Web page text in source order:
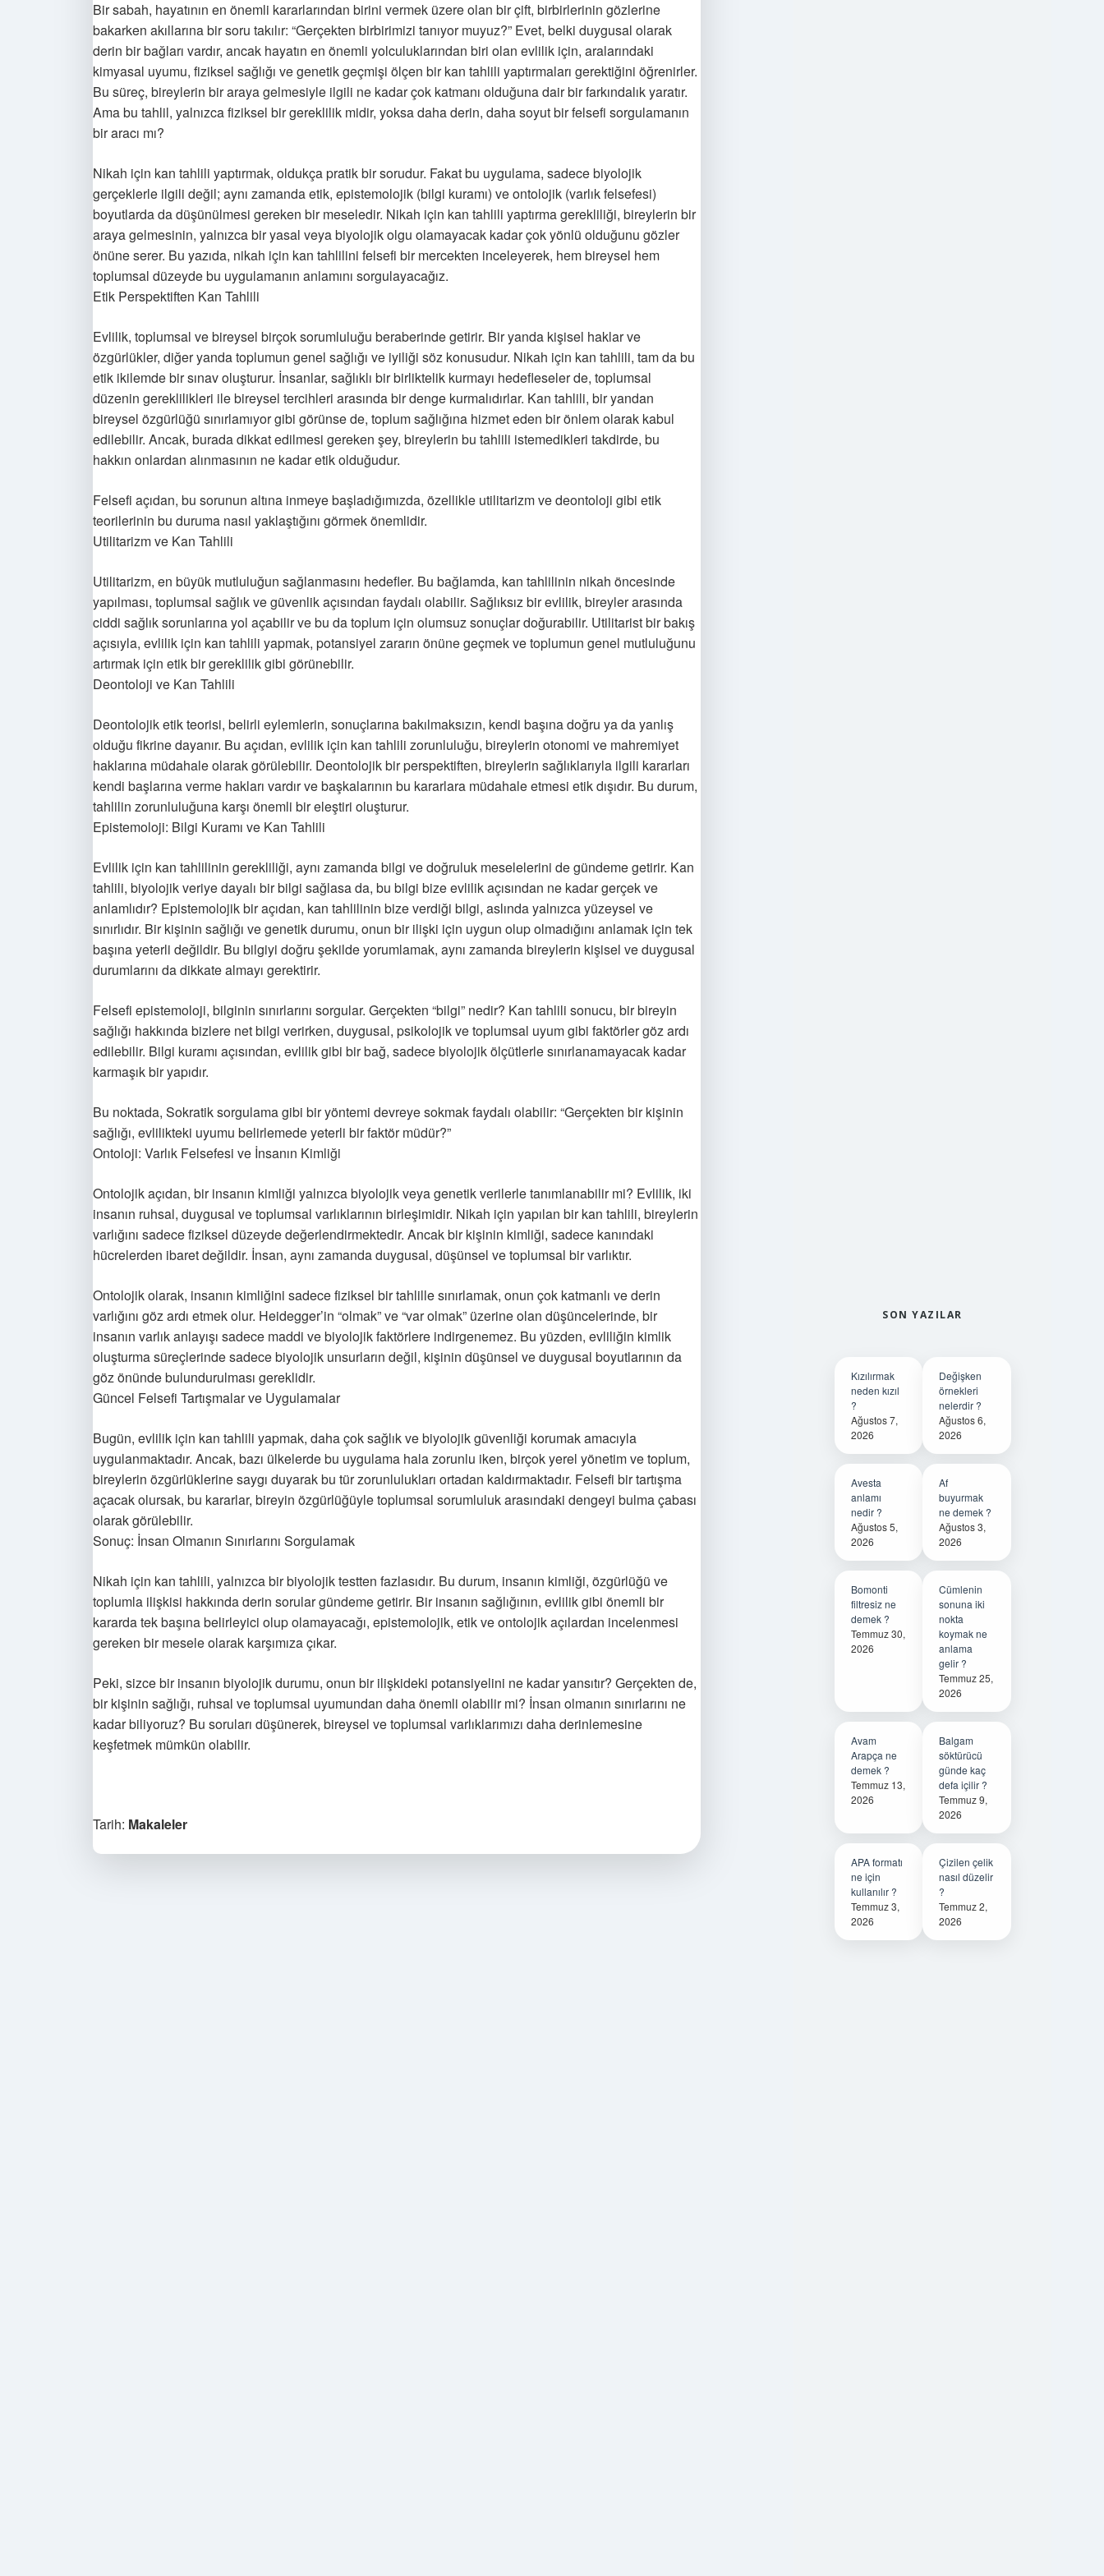
Bir sabah, hayatının en önemli kararlarından birini vermek üzere olan bir çift, birbirlerinin gözlerine
bakarken akıllarına bir soru takılır: “Gerçekten birbirimizi tanıyor muyuz?” Evet, belki duygusal olarak
derin bir bağları vardır, ancak hayatın en önemli yolculuklarından biri olan evlilik için, aralarındaki
kimyasal uyumu, fiziksel sağlığı ve genetik geçmişi ölçen bir kan tahlili yaptırmaları gerektiğini öğrenirler.
Bu süreç, bireylerin bir araya gelmesiyle ilgili ne kadar çok katmanı olduğuna dair bir farkındalık yaratır.
Ama bu tahlil, yalnızca fiziksel bir gereklilik midir, yoksa daha derin, daha soyut bir felsefi sorgulamanın
bir aracı mı?
Nikah için kan tahlili yaptırmak, oldukça pratik bir sorudur. Fakat bu uygulama, sadece biyolojik
gerçeklerle ilgili değil; aynı zamanda etik, epistemolojik (bilgi kuramı) ve ontolojik (varlık felsefesi)
boyutlarda da düşünülmesi gereken bir meseledir. Nikah için kan tahlili yaptırma gerekliliği, bireylerin bir
araya gelmesinin, yalnızca bir yasal veya biyolojik olgu olamayacak kadar çok yönlü olduğunu gözler
önüne serer. Bu yazıda, nikah için kan tahlilini felsefi bir mercekten inceleyerek, hem bireysel hem
toplumsal düzeyde bu uygulamanın anlamını sorgulayacağız.
Etik Perspektiften Kan Tahlili
Evlilik, toplumsal ve bireysel birçok sorumluluğu beraberinde getirir. Bir yanda kişisel haklar ve
özgürlükler, diğer yanda toplumun genel sağlığı ve iyiliği söz konusudur. Nikah için kan tahlili, tam da bu
etik ikilemde bir sınav oluşturur. İnsanlar, sağlıklı bir birliktelik kurmayı hedefleseler de, toplumsal
düzenin gereklilikleri ile bireysel tercihleri arasında bir denge kurmalıdırlar. Kan tahlili, bir yandan
bireysel özgürlüğü sınırlamıyor gibi görünse de, toplum sağlığına hizmet eden bir önlem olarak kabul
edilebilir. Ancak, burada dikkat edilmesi gereken şey, bireylerin bu tahlili istemedikleri takdirde, bu
hakkın onlardan alınmasının ne kadar etik olduğudur.
Felsefi açıdan, bu sorunun altına inmeye başladığımızda, özellikle utilitarizm ve deontoloji gibi etik
teorilerinin bu duruma nasıl yaklaştığını görmek önemlidir.
Utilitarizm ve Kan Tahlili
Utilitarizm, en büyük mutluluğun sağlanmasını hedefler. Bu bağlamda, kan tahlilinin nikah öncesinde
yapılması, toplumsal sağlık ve güvenlik açısından faydalı olabilir. Sağlıksız bir evlilik, bireyler arasında
ciddi sağlık sorunlarına yol açabilir ve bu da toplum için olumsuz sonuçlar doğurabilir. Utilitarist bir bakış
açısıyla, evlilik için kan tahlili yapmak, potansiyel zararın önüne geçmek ve toplumun genel mutluluğunu
artırmak için etik bir gereklilik gibi görünebilir.
Deontoloji ve Kan Tahlili
Deontolojik etik teorisi, belirli eylemlerin, sonuçlarına bakılmaksızın, kendi başına doğru ya da yanlış
olduğu fikrine dayanır. Bu açıdan, evlilik için kan tahlili zorunluluğu, bireylerin otonomi ve mahremiyet
haklarına müdahale olarak görülebilir. Deontolojik bir perspektiften, bireylerin sağlıklarıyla ilgili kararları
kendi başlarına verme hakları vardır ve başkalarının bu kararlara müdahale etmesi etik dışıdır. Bu durum,
tahlilin zorunluluğuna karşı önemli bir eleştiri oluşturur.
Epistemoloji: Bilgi Kuramı ve Kan Tahlili
Evlilik için kan tahlilinin gerekliliği, aynı zamanda bilgi ve doğruluk meselelerini de gündeme getirir. Kan
tahlili, biyolojik veriye dayalı bir bilgi sağlasa da, bu bilgi bize evlilik açısından ne kadar gerçek ve
anlamlıdır? Epistemolojik bir açıdan, kan tahlilinin bize verdiği bilgi, aslında yalnızca yüzeysel ve
sınırlıdır. Bir kişinin sağlığı ve genetik durumu, onun bir ilişki için uygun olup olmadığını anlamak için tek
başına yeterli değildir. Bu bilgiyi doğru şekilde yorumlamak, aynı zamanda bireylerin kişisel ve duygusal
durumlarını da dikkate almayı gerektirir.
Felsefi epistemoloji, bilginin sınırlarını sorgular. Gerçekten “bilgi” nedir? Kan tahlili sonucu, bir bireyin
sağlığı hakkında bizlere net bilgi verirken, duygusal, psikolojik ve toplumsal uyum gibi faktörler göz ardı
edilebilir. Bilgi kuramı açısından, evlilik gibi bir bağ, sadece biyolojik ölçütlerle sınırlanamayacak kadar
karmaşık bir yapıdır.
Bu noktada, Sokratik sorgulama gibi bir yöntemi devreye sokmak faydalı olabilir: “Gerçekten bir kişinin
sağlığı, evlilikteki uyumu belirlemede yeterli bir faktör müdür?”
Ontoloji: Varlık Felsefesi ve İnsanın Kimliği
Ontolojik açıdan, bir insanın kimliği yalnızca biyolojik veya genetik verilerle tanımlanabilir mi? Evlilik, iki
insanın ruhsal, duygusal ve toplumsal varlıklarının birleşimidir. Nikah için yapılan bir kan tahlili, bireylerin
varlığını sadece fiziksel düzeyde değerlendirmektedir. Ancak bir kişinin kimliği, sadece kanındaki
hücrelerden ibaret değildir. İnsan, aynı zamanda duygusal, düşünsel ve toplumsal bir varlıktır.
Ontolojik olarak, insanın kimliğini sadece fiziksel bir tahlille sınırlamak, onun çok katmanlı ve derin
varlığını göz ardı etmek olur. Heidegger’in “olmak” ve “var olmak” üzerine olan düşüncelerinde, bir
insanın varlık anlayışı sadece maddi ve biyolojik faktörlere indirgenemez. Bu yüzden, evliliğin kimlik
oluşturma süreçlerinde sadece biyolojik unsurların değil, kişinin düşünsel ve duygusal boyutlarının da
göz önünde bulundurulması gereklidir.
Güncel Felsefi Tartışmalar ve Uygulamalar
Bugün, evlilik için kan tahlili yapmak, daha çok sağlık ve biyolojik güvenliği korumak amacıyla
uygulanmaktadır. Ancak, bazı ülkelerde bu uygulama hala zorunlu iken, birçok yerel yönetim ve toplum,
bireylerin özgürlüklerine saygı duyarak bu tür zorunlulukları ortadan kaldırmaktadır. Felsefi bir tartışma
açacak olursak, bu kararlar, bireyin özgürlüğüyle toplumsal sorumluluk arasındaki dengeyi bulma çabası
olarak görülebilir.
Sonuç: İnsan Olmanın Sınırlarını Sorgulamak
Nikah için kan tahlili, yalnızca bir biyolojik testten fazlasıdır. Bu durum, insanın kimliği, özgürlüğü ve
toplumla ilişkisi hakkında derin sorular gündeme getirir. Bir insanın sağlığının, evlilik gibi önemli bir
kararda tek başına belirleyici olup olamayacağı, epistemolojik, etik ve ontolojik açılardan incelenmesi
gereken bir mesele olarak karşımıza çıkar.
Peki, sizce bir insanın biyolojik durumu, onun bir ilişkideki potansiyelini ne kadar yansıtır? Gerçekten de,
bir kişinin sağlığı, ruhsal ve toplumsal uyumundan daha önemli olabilir mi? İnsan olmanın sınırlarını ne
kadar biliyoruz? Bu soruları düşünerek, bireysel ve toplumsal varlıklarımızı daha derinlemesine
keşfetmek mümkün olabilir.
Tarih: Makaleler
SON YAZILAR
Kızılırmak
neden kızıl
?
Ağustos 7,
2026
Değişken
örnekleri
nelerdir ?
Ağustos 6,
2026
Avesta
anlamı
nedir ?
Ağustos 5,
2026
Af
buyurmak
ne demek ?
Ağustos 3,
2026
Bomonti
filtresiz ne
demek ?
Temmuz 30,
2026
Cümlenin
sonuna iki
nokta
koymak ne
anlama
gelir ?
Temmuz 25,
2026
Avam
Arapça ne
demek ?
Temmuz 13,
2026
Balgam
söktürücü
günde kaç
defa içilir ?
Temmuz 9,
2026
APA formatı
ne için
kullanılır ?
Temmuz 3,
2026
Çizilen çelik
nasıl düzelir
?
Temmuz 2,
2026